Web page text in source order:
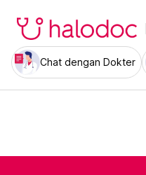
Chat dengan Dokter